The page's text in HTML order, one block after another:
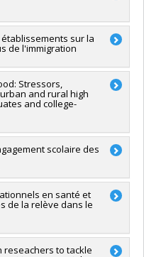
de développement
de développement de
programmes
sur la
de l'immigration
,Isabelle Archambault
Corina Borri-Anadon
du Québec -
concertées -
Stressors,
and rural high
and college-
Marchand
en sciences
Savoir
scolaire des
Parent ,Roch
du Québec -
en santé et
de la relève dans le
reseachers to tackle